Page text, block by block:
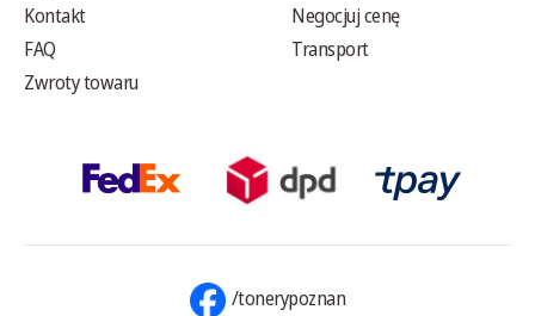
Kontakt
FAQ
Zwroty towaru
Negocjuj cenę
Transport
/tonerypoznan